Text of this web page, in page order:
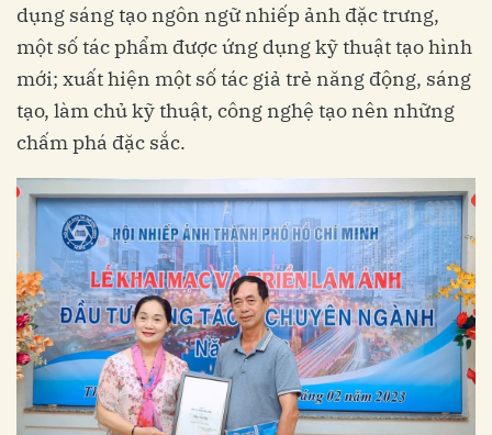
dụng sáng tạo ngôn ngữ nhiếp ảnh đặc trưng,
một số tác phẩm được ứng dụng kỹ thuật tạo hình
mới; xuất hiện một số tác giả trẻ năng động, sáng
tạo, làm chủ kỹ thuật, công nghệ tạo nên những
chấm phá đặc sắc.